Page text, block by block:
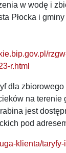
w wodę i
Płocka i
r.html
dla
na terenie
jest
pod
klienta/